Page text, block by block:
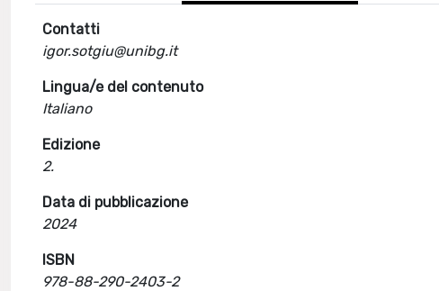
Contatti
igor.sotgiu@unibg.it
Lingua/e del contenuto
Italiano
Edizione
2.
Data di pubblicazione
2024
ISBN
978-88-290-2403-2